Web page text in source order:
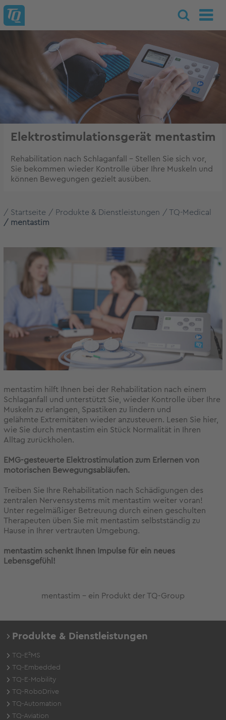
Elektrostimulationsgerät mentastim
Rehabilitation nach Schlaganfall - Stellen Sie sich vor,
Sie bekommen wieder Kontrolle über Ihre Muskeln und
können Bewegungen gezielt ausüben.
Startseite Produkte & Dienstleistungen
TQ-Medical
mentastim
mentastim hilft Ihnen bei der Rehabilitation nach einem
Schlaganfall und unterstützt Sie, wieder Kontrolle über Ihre
Muskeln zu erlangen, Spastiken zu lindern und
gelähmte Extremitäten wieder anzusteuern. Lesen Sie hier,
wie Sie durch mentastim ein Stück Normalität in Ihren
Alltag zurückholen.
EMG-gesteuerte Elektrostimulation zum Erlernen von
motorischen Bewegungsabläufen.
Treiben Sie Ihre Rehabilitation nach Schädigungen des
zentralen Nervensystems mit mentastim weiter voran!
Unter regelmäßiger Betreuung durch einen geschulten
Therapeuten üben Sie mit mentastim selbstständig zu
Hause in Ihrer vertrauten Umgebung.
mentastim schenkt Ihnen Impulse für ein neues
Lebensgefühl!
mentastim - ein Produkt der TQ-Group
Produkte & Dienstleistungen
TQ-E²MS
TQ-Embedded
TQ-E-Mobility
TQ-RoboDrive
TQ-Automation
TQ-Aviation